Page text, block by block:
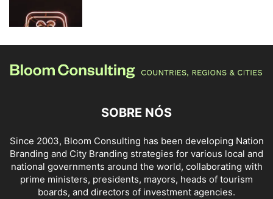
SOBRE NÓS
Since 2003, Bloom Consulting has been developing Nation
Branding and City Branding strategies for various local and
national governments around the world, collaborating with
prime ministers, presidents, mayors, heads of tourism
boards, and directors of investment agencies.